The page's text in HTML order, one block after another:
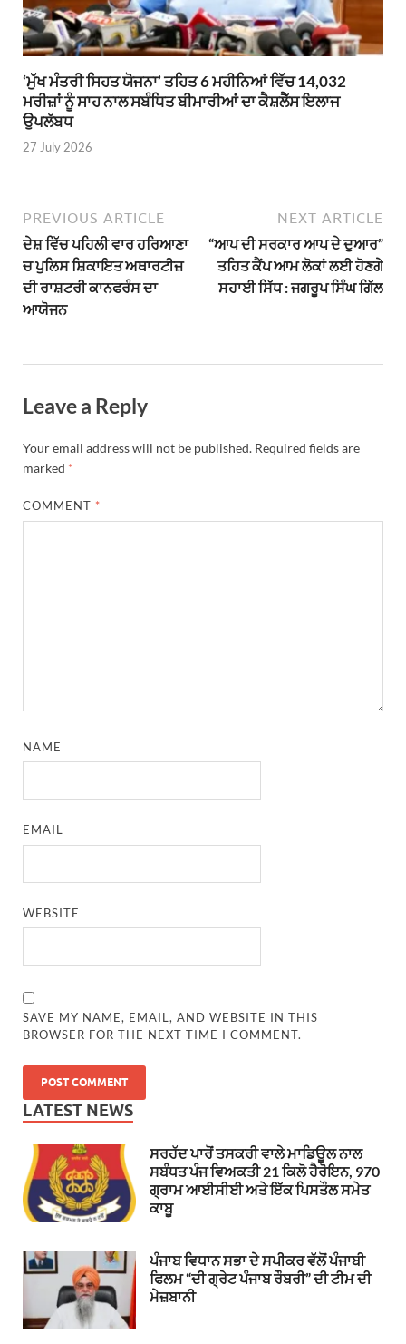
‘ਮੁੱਖ ਮੰਤਰੀ ਸਿਹਤ ਯੋਜਨਾ’ ਤਹਿਤ 6 ਮਹੀਨਿਆਂ ਵਿੱਚ 14,032
ਮਰੀਜ਼ਾਂ ਨੂੰ ਸਾਹ ਨਾਲ ਸਬੰਧਿਤ ਬੀਮਾਰੀਆਂ ਦਾ ਕੈਸ਼ਲੈੱਸ ਇਲਾਜ
ਉਪਲੱਬਧ
27 July 2026
PREVIOUS ARTICLE
ਦੇਸ਼ ਵਿੱਚ ਪਹਿਲੀ ਵਾਰ ਹਰਿਆਣਾ
ਚ ਪੁਲਿਸ ਸ਼ਿਕਾਇਤ ਅਥਾਰਟੀਜ਼
ਦੀ ਰਾਸ਼ਟਰੀ ਕਾਨਫਰੰਸ ਦਾ
ਆਯੋਜਨ
NEXT ARTICLE
“ਆਪ ਦੀ ਸਰਕਾਰ ਆਪ ਦੇ ਦੁਆਰ”
ਤਹਿਤ ਕੈਂਪ ਆਮ ਲੋਕਾਂ ਲਈ ਹੋਣਗੇ
ਸਹਾਈ ਸਿੱਧ : ਜਗਰੂਪ ਸਿੰਘ ਗਿੱਲ
Leave a Reply
Your email address will not be published. Required fields are
marked *
COMMENT *
NAME
EMAIL
WEBSITE
SAVE MY NAME, EMAIL, AND WEBSITE IN THIS
BROWSER FOR THE NEXT TIME I COMMENT.
LATEST NEWS
ਸਰਹੱਦ ਪਾਰੋਂ ਤਸਕਰੀ ਵਾਲੇ ਮਾਡਿਊਲ ਨਾਲ
ਸਬੰਧਤ ਪੰਜ ਵਿਅਕਤੀ 21 ਕਿਲੋ ਹੈਰੋਇਨ, 970
ਗ੍ਰਾਮ ਆਈਸੀਈ ਅਤੇ ਇੱਕ ਪਿਸਤੌਲ ਸਮੇਤ
ਕਾਬੂ
ਪੰਜਾਬ ਵਿਧਾਨ ਸਭਾ ਦੇ ਸਪੀਕਰ ਵੱਲੋਂ ਪੰਜਾਬੀ
ਫਿਲਮ “ਦੀ ਗ੍ਰੇਟ ਪੰਜਾਬ ਰੌਬਰੀ” ਦੀ ਟੀਮ ਦੀ
ਮੇਜ਼ਬਾਨੀ